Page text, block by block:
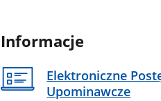
Informacje
Elektroniczne
Upominawcze